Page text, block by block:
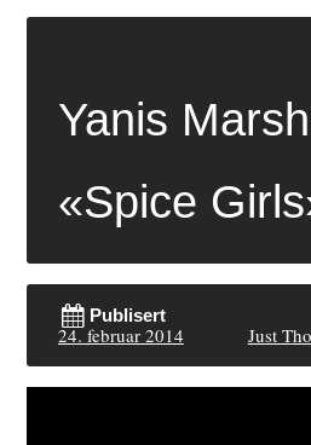
Yanis
«Spice
Publisert
24. februar 2014 Just